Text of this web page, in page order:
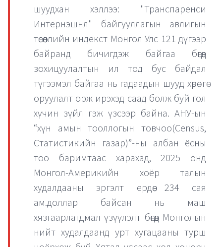
шуудхан хэллээ: "Транспаренси
Интернэшнл" байгууллагын авлигын
төсөөллийн индекст Монгол Улс 121 дүгээр
байранд бичигдэж байгаа бөгөөд
зохицуулалтын ил тод бус байдал
түгээмэл байгаа нь гадаадын шууд хөрөнгө
оруулалт орж ирэхэд саад болж буй гол
хүчин зүйл гэж үзсээр байна. АНУ-ын
“хүн амын тооллогын товчоо(Census,
Статистикийн газар)”-ны албан ёсны
тоо баримтаас харахад, 2025 онд
Монгол-Америкийн хоёр талын
худалдааны эргэлт ердөө 234 сая
ам.доллар байсан нь маш
хязгаарлагдмал үзүүлэлт бөгөөд Монголын
нийт худалдаанд урт хугацааны турш